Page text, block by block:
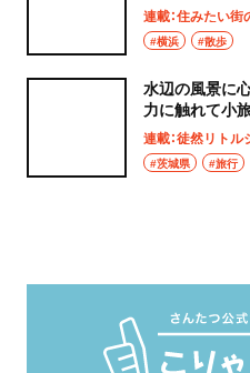
連載：住みたい
#横浜 #散歩
水辺の風景に
力に触れて小
ー】
#茨城県 #旅行